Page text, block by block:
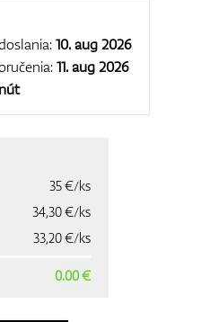
10. aug 2026
11. aug 2026
35 €/ks
34,30 €/ks
33,20 €/ks
0.00 €